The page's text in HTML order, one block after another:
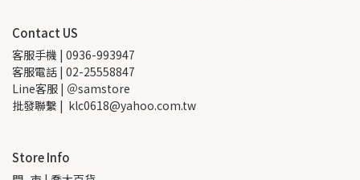
Contact US
客服手機 | 0936-993947
客服電話 | 02-25558847
Line客服 | ＠samstore
批發聯繫 |  klc0618@yahoo.com.tw
Store Info